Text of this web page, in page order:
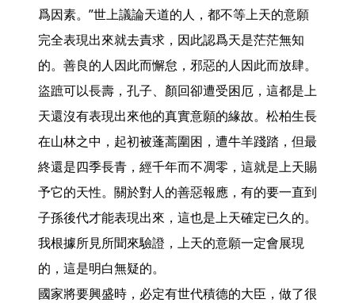
爲因素。”世上議論天道的人，都不等上天的意願
完全表現出來就去責求，因此認爲天是茫茫無知
的。善良的人因此而懈怠，邪惡的人因此而放肆。
盜蹠可以長壽，孔子、顏回卻遭受困厄，這都是上
天還沒有表現出來他的真實意願的緣故。松柏生長
在山林之中，起初被蓬蒿圍困，遭牛羊踐踏，但最
終還是四季長青，經千年而不凋零，這就是上天賜
予它的天性。關於對人的善惡報應，有的要一直到
子孫後代才能表現出來，這也是上天確定已久的。
我根據所見所聞來驗證，上天的意願一定會展現
的，這是明白無疑的。
國家將要興盛時，必定有世代積德的大臣，做了很